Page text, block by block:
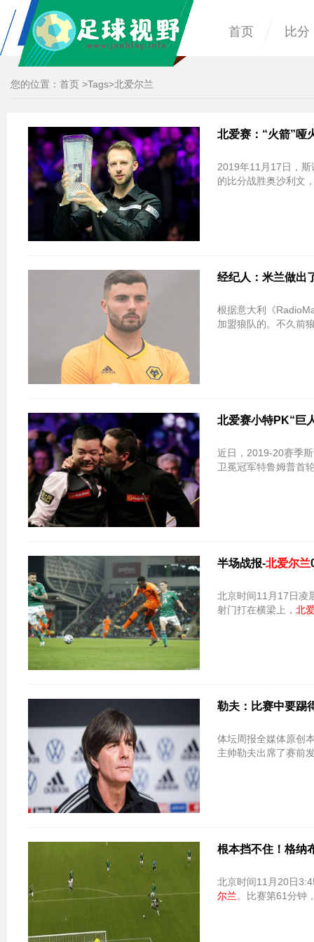
首页 比分
您的位置： 首页 >Tags>北爱尔兰
北爱赛：“火箭”哑
2019年11月17日，斯
的比分战胜奥沙利文
经纪人：米兰做出
根据意大利《
加盟狼队的。不久前
北爱赛小特PK“巨
近日，2019-20赛季
卫冕冠军特鲁姆普首
半场战报-北爱尔兰
北京时间11月17日凌
射门打在横梁上， 北
勒夫：比赛中要踢
体坛周报全媒体原创
主帅勒夫出席了赛前
根本挡不住！格纳
北京时间11月20日
尔兰。比赛第61分钟